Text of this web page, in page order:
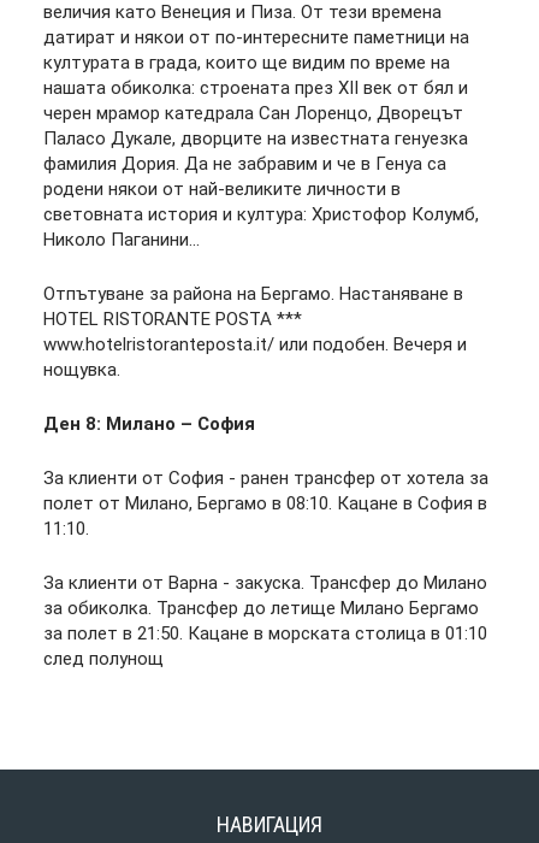
величия като Венеция и Пиза. От тези времена
датират и някои от по-интересните паметници на
културата в града, които ще видим по време на
нашата обиколка: строената през ХІІ век от бял и
черен мрамор катедрала Сан Лоренцо, Дворецът
Паласо Дукале, дворците на известната генуезка
фамилия Дория. Да не забравим и че в Генуа са
родени някои от най-великите личности в
световната история и култура: Христофор Колумб,
Николо Паганини...
Отпътуване за района на Бергамо. Настаняване в
HOTEL RISTORANTE POSTA ***
www.hotelristoranteposta.it/ или подобен. Вечеря и
нощувка.
Ден 8: Милано – София
За клиенти от София - ранен трансфер от хотела за
полет от Милано, Бергамо в 08:10. Кацане в София в
11:10.
За клиенти от Варна - закуска. Трансфер до Милано
за обиколка. Трансфер до летище Милано Бергамо
за полет в 21:50. Кацане в морската столица в 01:10
след полунощ
НАВИГАЦИЯ